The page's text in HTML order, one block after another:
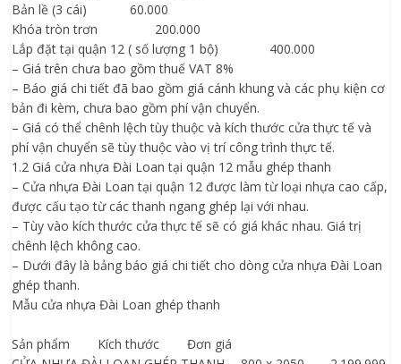
Bản lề (3 cái)
60.000
Khóa tròn trơn
200.000
Lắp đặt tại quận 12 ( số lượng 1 bộ)
400.000
– Giá trên chưa bao gồm thuế VAT 8%
– Báo giá chi tiết đã bao gồm giá cánh khung và các phụ kiện cơ
bản đi kèm, chưa bao gồm phí vận chuyển.
– Giá có thể chênh lệch tùy thuộc và kích thước cửa thực tế và
phí vận chuyển sẽ tùy thuộc vào vị trí công trình thực tế.
1.2 Giá cửa nhựa Đài Loan tại quận 12 mẫu ghép thanh
– Cửa nhựa Đài Loan tại quận 12 được làm từ loại nhựa cao cấp,
được cấu tạo từ các thanh ngang ghép lại với nhau.
– Tùy vào kích thước cửa thực tế sẽ có giá khác nhau. Giá trị
chênh lệch không cao.
– Dưới đây là bảng báo giá chi tiết cho dòng cửa nhựa Đài Loan
ghép thanh.
Mẫu cửa nhựa Đài Loan ghép thanh
Sản phẩm Kích thước
Đơn giá